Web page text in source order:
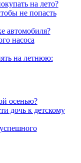
на лето?
не попасть
автомобиля?
насоса
на летнюю:
осенью?
дочь к детскому